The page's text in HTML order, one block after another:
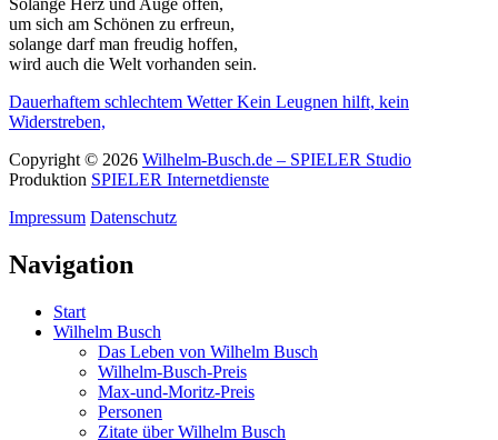
um sich am Schönen zu erfreun,
solange darf man freudig hoffen,
wird auch die Welt vorhanden sein.
Dauerhaftem schlechtem Wetter Kein Leugnen hilft, kein
Widerstreben,
Copyright © 2026 Wilhelm-Busch.de – SPIELER Studio
Produktion SPIELER Internetdienste
Impressum Datenschutz
Navigation
Start
Wilhelm Busch
Das Leben von Wilhelm Busch
Wilhelm-Busch-Preis
Max-und-Moritz-Preis
Personen
Zitate über Wilhelm Busch